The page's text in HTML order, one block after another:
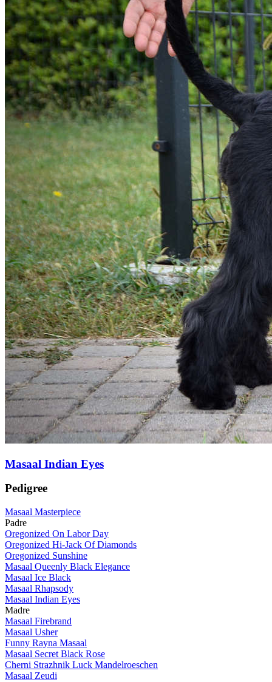
Masaal Indian Eyes
Pedigree
Masaal Masterpiece
Padre
Oregonized On Labor Day
Oregonized Hi-Jack Of Diamonds
Oregonized Sunshine
Masaal Queenly Black Elegance
Masaal Ice Black
Masaal Rhapsody
Masaal Indian Eyes
Madre
Masaal Firebrand
Masaal Usher
Funny Rayna Masaal
Masaal Secret Black Rose
Cherni Strazhnik Luck Mandelroeschen
Masaal Zeudi